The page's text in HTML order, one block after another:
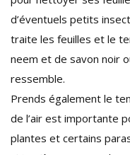
d’éventuels petits
traite les feuilles et le
neem et de savon noir
ressemble.
Prends également le
de l’air est importante
plantes et certains